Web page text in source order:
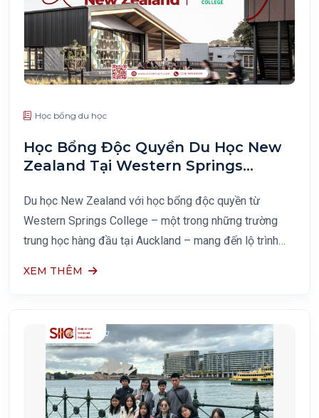
Học bổng du học
Học Bổng Độc Quyền Du Học New
Zealand Tại Western Springs
Du học New Zealand với học bổng độc quyền từ
Western Springs College – một trong những trường
trung học hàng đầu tại Auckland – mang đến lộ trình
XEM THÊM